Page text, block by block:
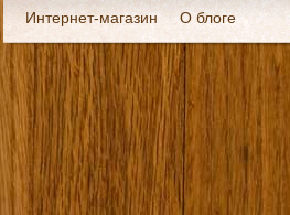
Интернет-магазин О блоге